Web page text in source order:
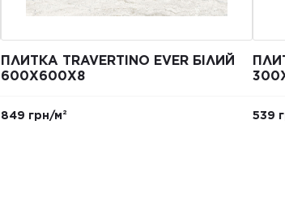
ПЛИТКА TRAVERTINO EVER БІЛИЙ
600Х600Х8
849 грн/м² 539